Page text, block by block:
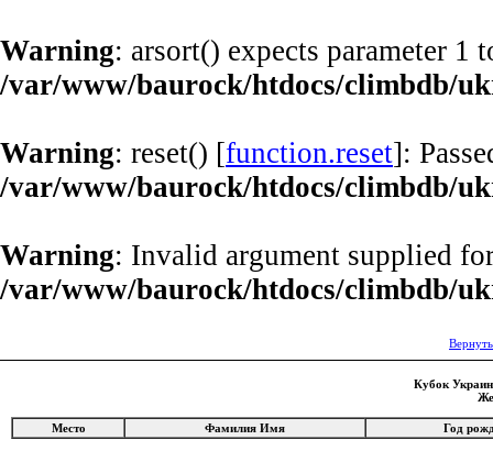
Warning: arsort() expects parameter 1
/var/www/baurock/htdocs/climbdb/
Warning: reset() [function.reset]:
/var/www/baurock/htdocs/climbdb/
Warning: Invalid argument supplied
/var/www/baurock/htdocs/climbdb/
Кубок
Место Фамилия Имя Год